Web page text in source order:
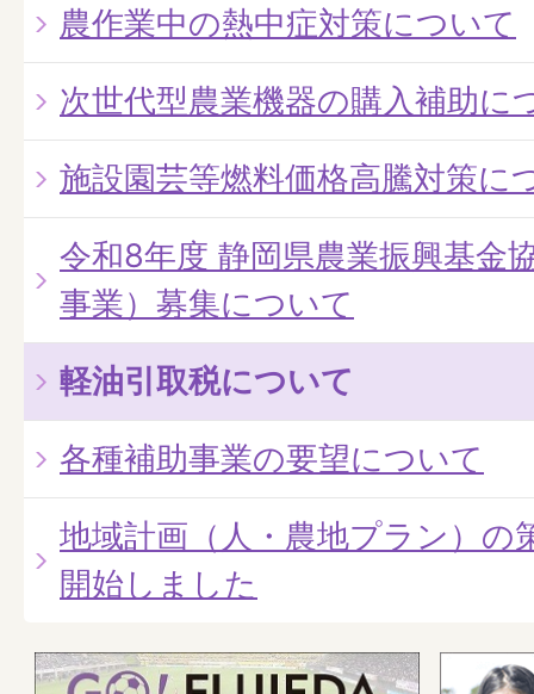
農作業中の熱中症対策について
次世代型農業機器の購入補助に
施設園芸等燃料価格高騰対策に
令和8年度 静岡県農業振興基金
事業）募集について
軽油引取税について
各種補助事業の要望について
地域計画（人・農地プラン）の
開始しました